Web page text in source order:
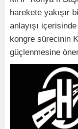
harekete yakışır
anlayışı
kongre sürecinin
güçlenmesine